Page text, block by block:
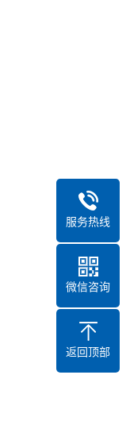
服务热线
微信咨询
返回顶部